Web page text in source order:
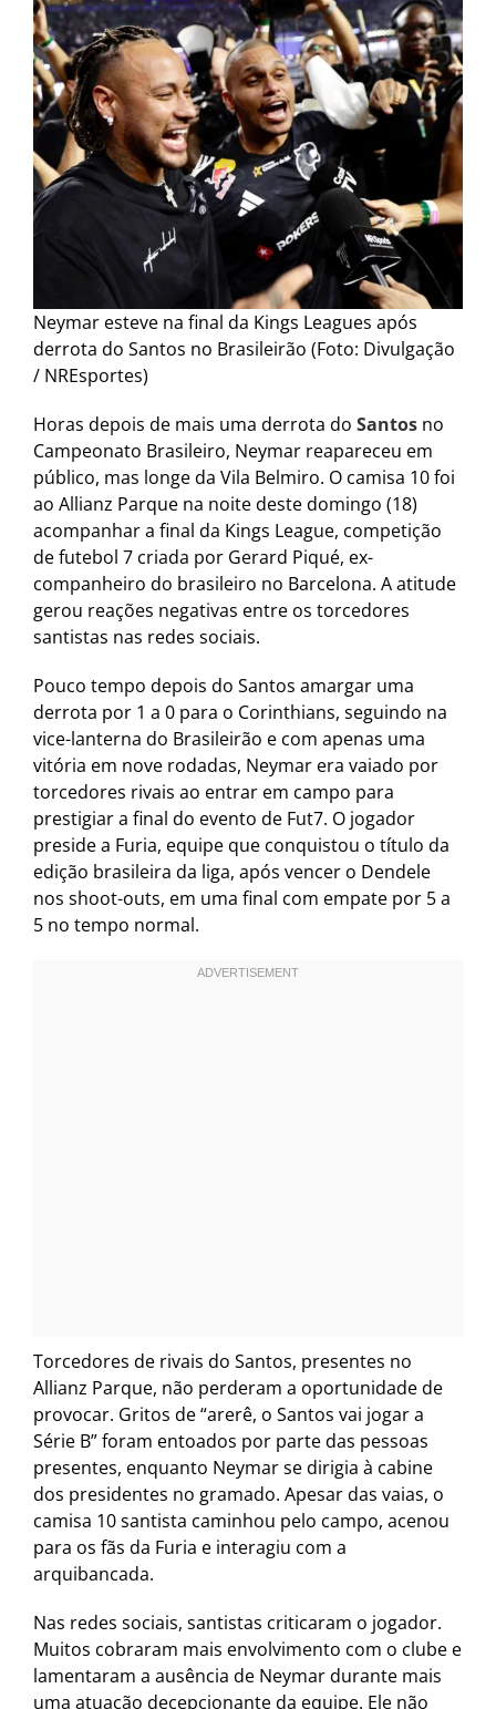
Neymar esteve na final da Kings Leagues após
derrota do Santos no Brasileirão (Foto: Divulgação
/ NREsportes)
Horas depois de mais uma derrota do Santos no
Campeonato Brasileiro, Neymar reapareceu em
público, mas longe da Vila Belmiro. O camisa 10 foi
ao Allianz Parque na noite deste domingo (18)
acompanhar a final da Kings League, competição
de futebol 7 criada por Gerard Piqué, ex-
companheiro do brasileiro no Barcelona. A atitude
gerou reações negativas entre os torcedores
santistas nas redes sociais.
Pouco tempo depois do Santos amargar uma
derrota por 1 a 0 para o Corinthians, seguindo na
vice-lanterna do Brasileirão e com apenas uma
vitória em nove rodadas, Neymar era vaiado por
torcedores rivais ao entrar em campo para
prestigiar a final do evento de Fut7. O jogador
preside a Furia, equipe que conquistou o título da
edição brasileira da liga, após vencer o Dendele
nos shoot-outs, em uma final com empate por 5 a
5 no tempo normal.
Torcedores de rivais do Santos, presentes no
Allianz Parque, não perderam a oportunidade de
provocar. Gritos de “arerê, o Santos vai jogar a
Série B” foram entoados por parte das pessoas
presentes, enquanto Neymar se dirigia à cabine
dos presidentes no gramado. Apesar das vaias, o
camisa 10 santista caminhou pelo campo, acenou
para os fãs da Furia e interagiu com a
arquibancada.
Nas redes sociais, santistas criticaram o jogador.
Muitos cobraram mais envolvimento com o clube e
lamentaram a ausência de Neymar durante mais
uma atuação decepcionante da equipe. Ele não